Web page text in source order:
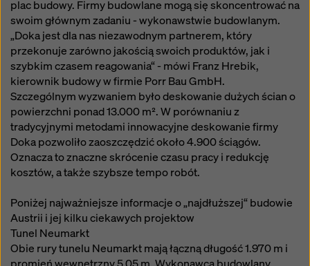
plac budowy. Firmy budowlane mogą się skoncentrować na
swoim głównym zadaniu - wykonawstwie budowlanym.
„Doka jest dla nas niezawodnym partnerem, który
przekonuje zarówno jakością swoich produktów, jak i
szybkim czasem reagowania“ - mówi Franz Hrebik,
kierownik budowy w firmie Porr Bau GmbH.
Szczególnym wyzwaniem było deskowanie dużych ścian o
powierzchni ponad 13.000 m². W porównaniu z
tradycyjnymi metodami innowacyjne deskowanie firmy
Doka pozwoliło zaoszczędzić około 4.900 ściągów.
Oznacza to znaczne skrócenie czasu pracy i redukcję
kosztów, a także szybsze tempo robót.
Poniżej najważniejsze informacje o „najdłuższej“ budowie
Austrii i jej kilku ciekawych projektow
Tunel Neumarkt
Obie rury tunelu Neumarkt mają łączną długość 1.970 m i